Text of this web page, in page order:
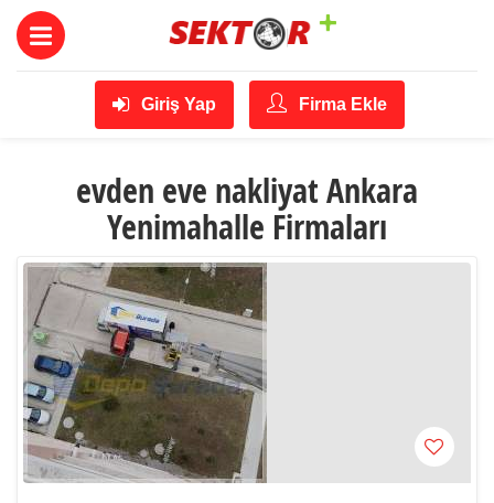
Giriş Yap Firma Ekle
evden eve nakliyat Ankara
Yenimahalle Firmaları